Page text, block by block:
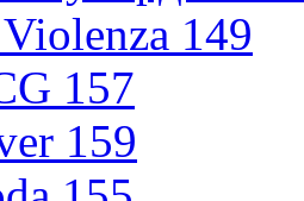
149
157
159